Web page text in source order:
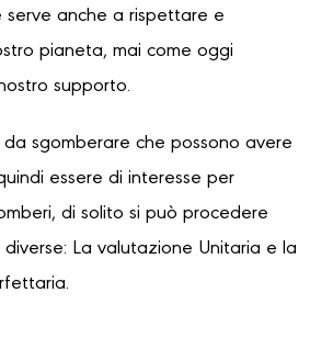
serve anche a rispettare e
pianeta, mai come oggi
supporto.
sgomberare che possono avere
essere di interesse per
di solito si può procedere
La valutazione Unitaria e la